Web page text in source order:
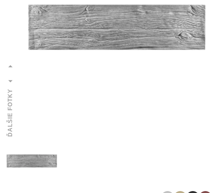
ĎALŠIE FOTKY